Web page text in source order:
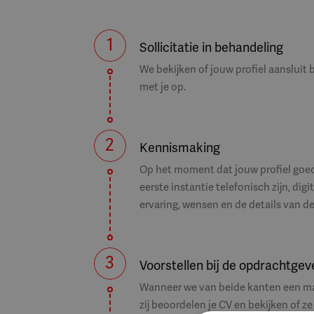
Je hebt ervaring of affiniteit met de
Je hebt kennis van de Wzd of bent
Je beschikt over actuele kennis
Je bent besluitvaardig en neemt
Je beschikt over sterke
Je werkt graag samen binnen
Wat krijg je?
Mogelijkheid tot een vast
Inzet voor 24 tot 36 uur per week.
Startdatum in overleg.
Werken binnen een specialistische
Samenwerking met ervaren
1 Sollicitatie in behandeling
We bekijken of jouw profiel aansluit
met je op.
2 Kennismaking
Op het moment dat jouw profiel
eerste instantie telefonisch zijn,
ervaring, wensen en de details van
3 Voorstellen bij de
Wanneer we van beide kanten een
zij beoordelen je CV en bekijken of